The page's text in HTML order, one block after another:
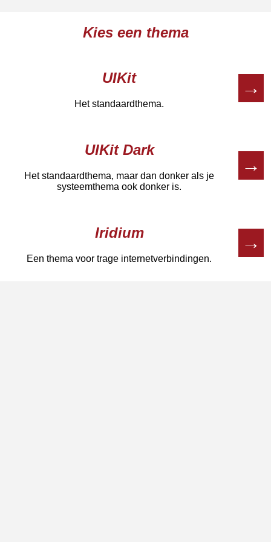
Kies een thema
UIKit
Het standaardthema.
→
UIKit Dark
Het standaardthema, maar dan donker als je
systeemthema ook donker is.
→
Iridium
Een thema voor trage internetverbindingen.
→